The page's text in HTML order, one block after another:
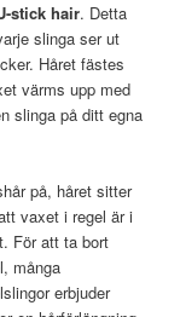
stick hair. Detta
slinga ser ut
Håret fästes
värms upp med
slinga på ditt egna
på, håret sitter
vaxet i regel är i
För att ta bort
många
erbjuder